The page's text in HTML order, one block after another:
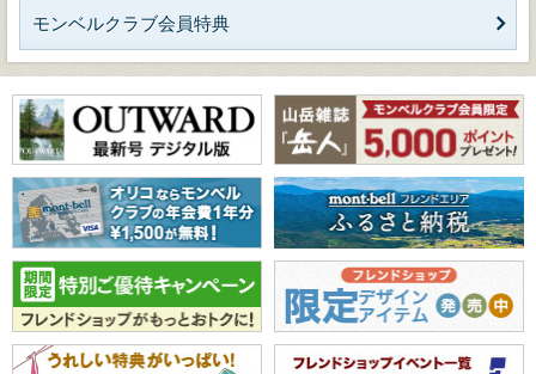
モンベルクラブ会員特典